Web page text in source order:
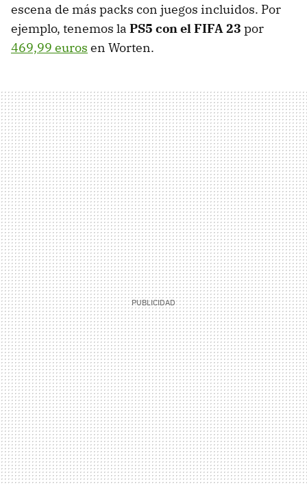
escena de más packs con juegos incluidos. Por
ejemplo, tenemos la PS5 con el FIFA 23 por
469,99 euros en Worten.